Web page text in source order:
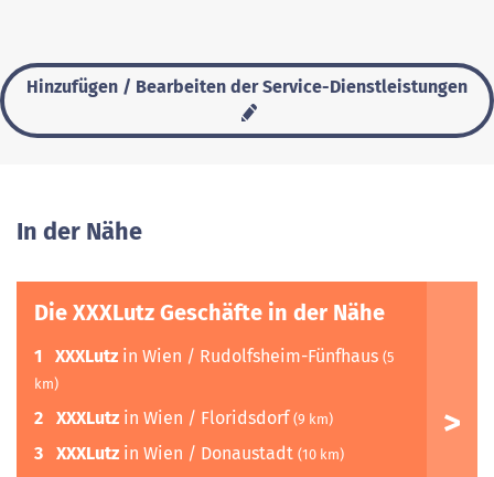
Hinzufügen / Bearbeiten der Service-Dienstleistungen
In der Nähe
Die XXXLutz Geschäfte in der Nähe
1 XXXLutz in Wien / Rudolfsheim-Fünfhaus (5
km)
2 XXXLutz in Wien / Floridsdorf (9 km)
3 XXXLutz in Wien / Donaustadt (10 km)